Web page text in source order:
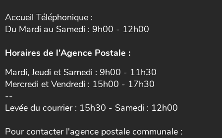
Accueil Téléphonique :
Du Mardi au Samedi : 9h00 - 12h00
Horaires de l'Agence Postale :
Mardi, Jeudi et Samedi : 9h00 - 11h30
Mercredi et Vendredi : 15h00 - 17h30
--
Levée du courrier : 15h30 - Samedi : 12h00
Pour contacter l'agence postale communale :